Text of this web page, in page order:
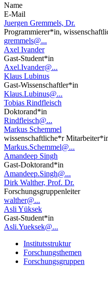
Name
E-Mail
Juergen Gremmels, Dr.
Programmierer*in,
gremmels@...
Axel Ivander
Gast-Student*in
Axel.Ivander@...
Klaus Lubinus
Gast-Wissenschaftler*in
Klaus.Lubinus@...
Tobias Rindfleisch
Doktorand*in
Rindfleisch@...
Markus Schemmel
wissenschaftliche*r
Markus.Schemmel@...
Amandeep Singh
Gast-Doktorand*in
Amandeep.Singh@...
Dirk Walther, Prof. Dr.
Forschungsgruppenleiter
walther@...
Asli Yüksek
Gast-Student*in
Asli.Yueksek@...
Institutsstruktur
Forschungsthemen
Forschungsgruppen